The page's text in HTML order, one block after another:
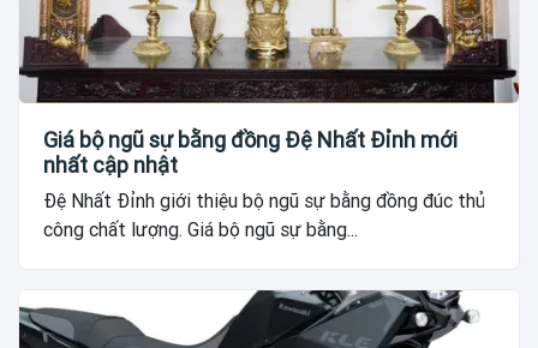
Giá bộ ngũ sự bằng đồng Đệ Nhất Đỉnh mới
nhất cập nhật
Đệ Nhất Đỉnh giới thiệu bộ ngũ sự bằng đồng đúc thủ
công chất lượng. Giá bộ ngũ sự bằng...